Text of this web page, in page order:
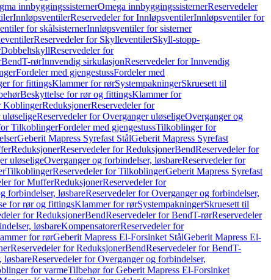
innbyggingssisternerOmega innbyggingssisternerReservedeler
InnløpsventilerReservedeler for InnløpsventilerInnløpsventiler for
for skålsisternerInnløpsventiler for sisterner
Reservedeler for SkylleventilerSkyll-stopp-
DobbeltskyllReservedeler for
BendT-rørInnvendig sirkulasjonReservedeler for Innvendig
Fordeler med gjengestussFordeler med
for fittingsKlammer for rørSystempakningerSkruesett til
Beskyttelse for rør og fittingsKlammer for
KoblingerReduksjonerReservedeler for
uløseligeReservedeler for Overganger uløseligeOverganger og
TilkoblingerFordeler med gjengestussTilkoblinger for
Geberit Mapress Syrefast StålGeberit Mapress Syrefast
ReduksjonerReservedeler for ReduksjonerBendReservedeler for
uløseligeOverganger og forbindelser, løsbareReservedeler for
TilkoblingerReservedeler for TilkoblingerGeberit Mapress Syrefast
for MufferReduksjonerReservedeler for
forbindelser, løsbareReservedeler for Overganger og forbindelser,
for rør og fittingsKlammer for rørSystempakningerSkruesett til
for ReduksjonerBendReservedeler for BendT-rørReservedeler
løsbareKompensatorerReservedeler for
for rørGeberit Mapress El-Forsinket StålGeberit Mapress El-
Reservedeler for ReduksjonerBendReservedeler for BendT-
løsbareReservedeler for Overganger og forbindelser,
for varmeTilbehør for Geberit Mapress El-Forsinket